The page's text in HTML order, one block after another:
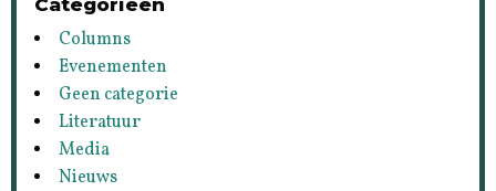
Columns
Evenementen
Geen categorie
Literatuur
Media
Nieuws